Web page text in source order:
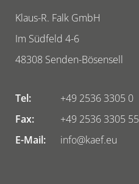
Klaus-R. Falk GmbH
Im Südfeld 4-6
48308 Senden-Bösensell
Tel:
+49 2536 3305 0
Fax:
+49 2536 3305 55
E-Mail:
info@kaef.eu